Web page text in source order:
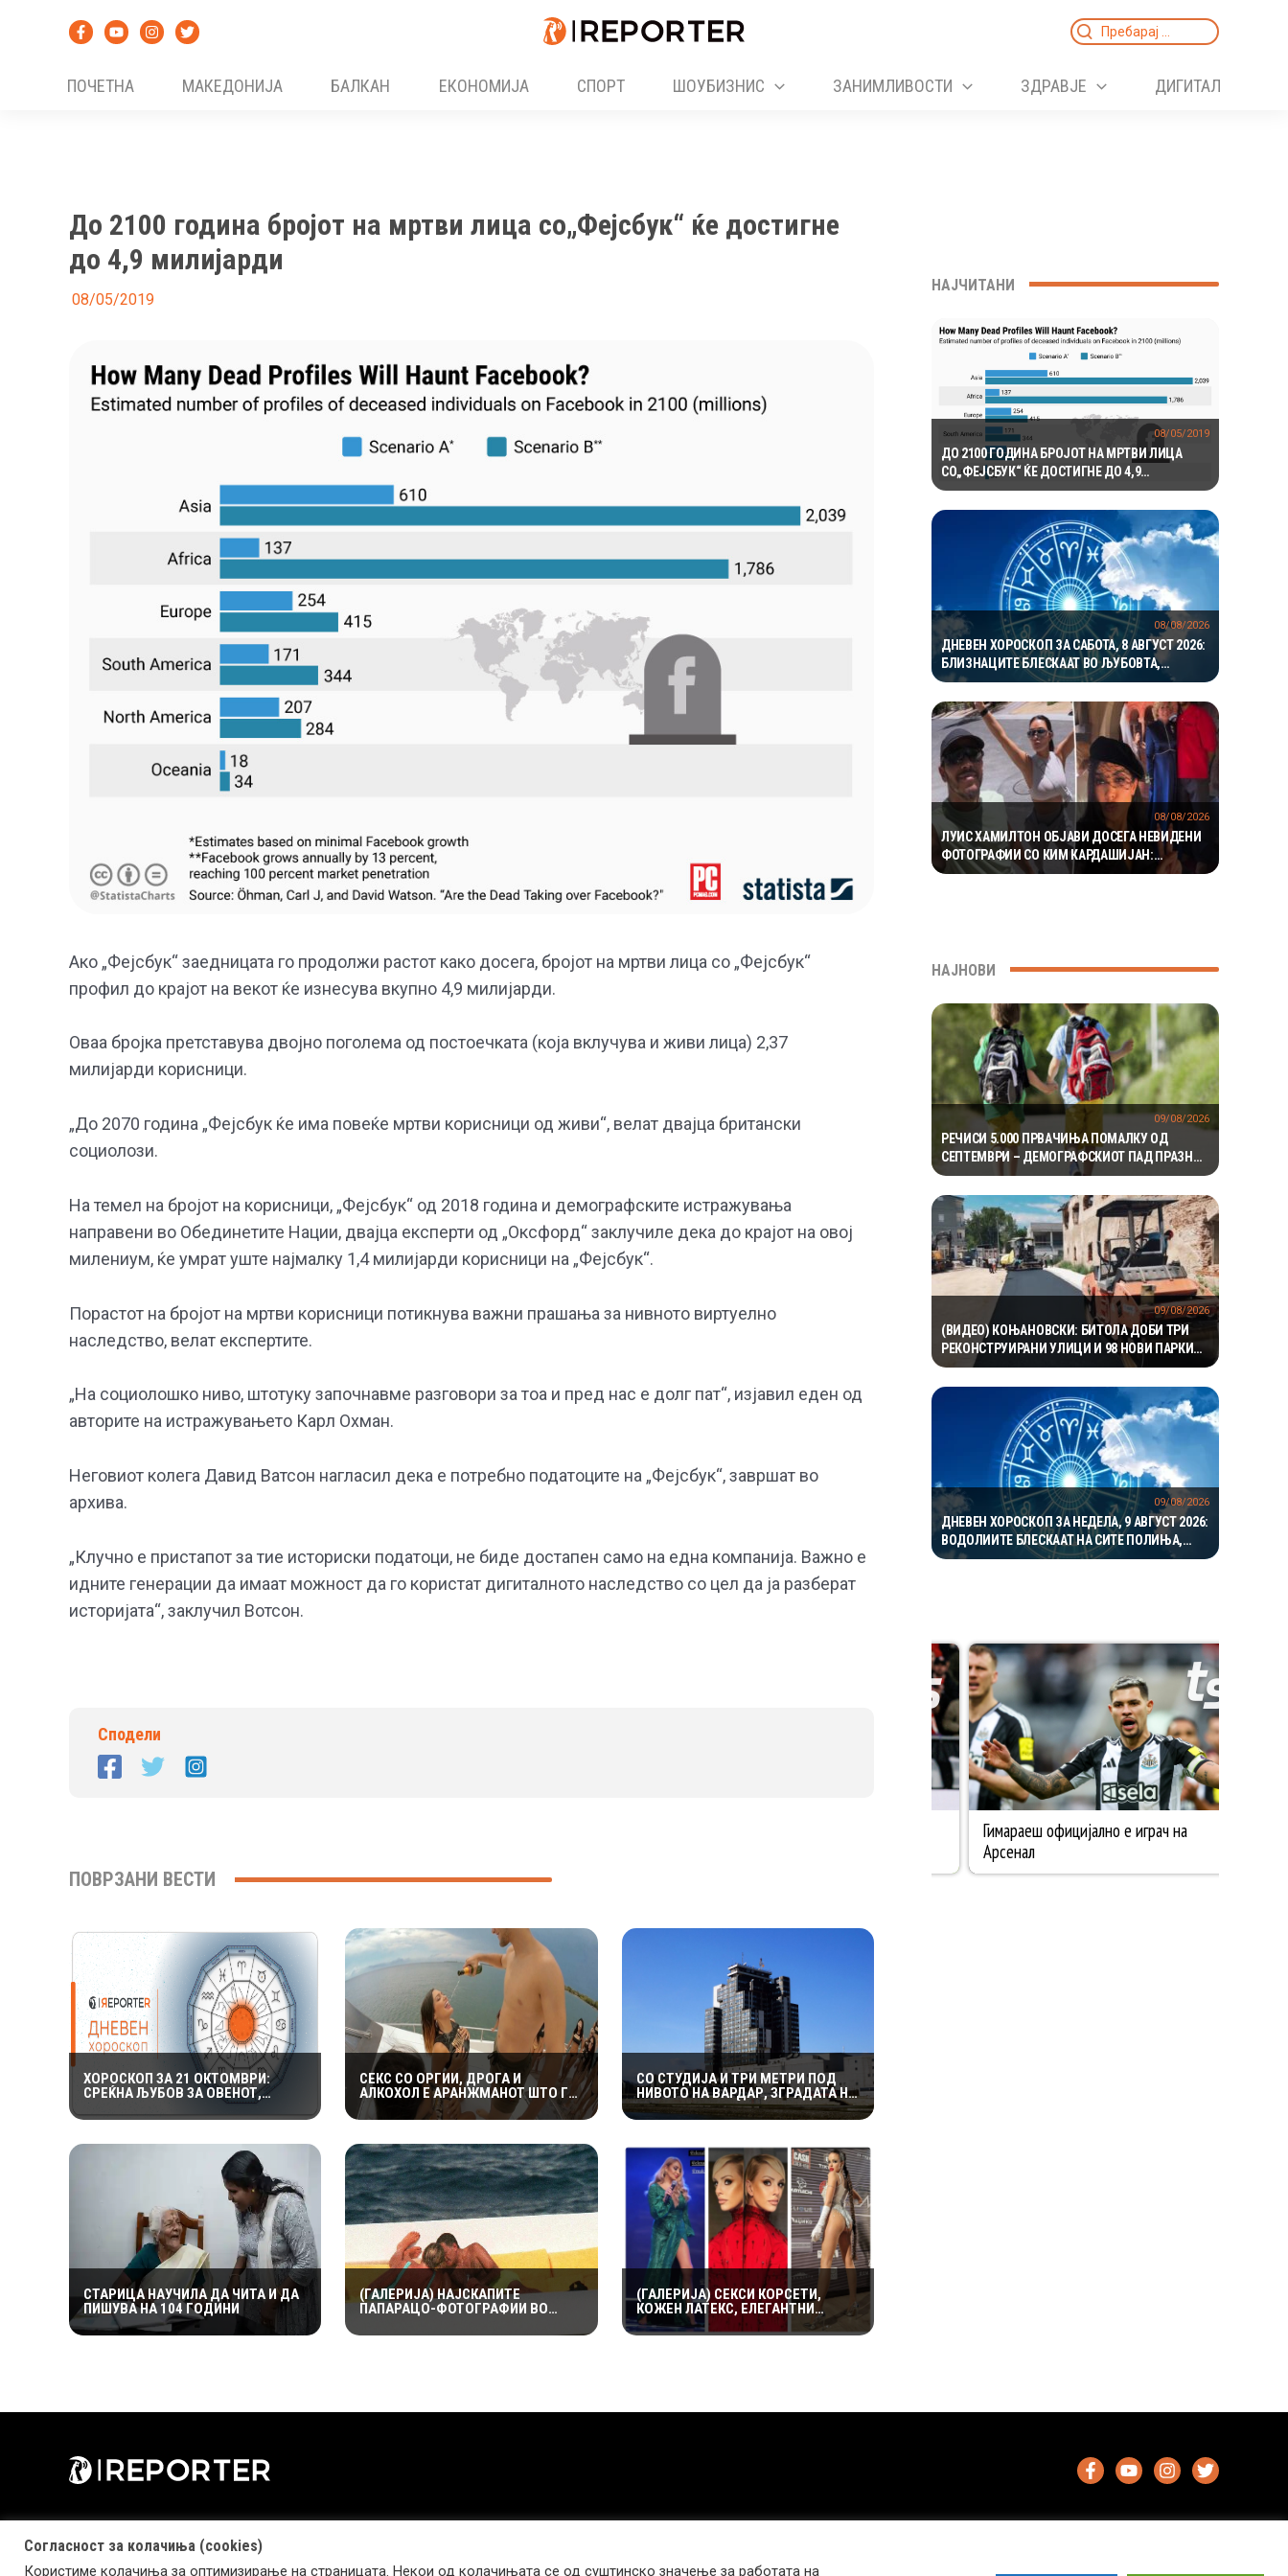
Search
ПОЧЕТНА
МАКЕДОНИЈА БАЛКАН ЕКОНОМИЈА СПОРТ ШОУБИЗНИС ЗАНИМЛИВОСТИ ЗДРАВЈЕ ДИГИТАЛ
До 2100 година бројот на мртви лица со„Фејсбук“ ќе достигне
до 4,9 милијарди
08/05/2019
Ако „Фејсбук“ заедницата го продолжи растот како досега, бројот на мртви лица со „Фејсбук“
профил до крајот на векот ќе изнесува вкупно 4,9 милијарди.
Оваа бројка претставува двојно поголема од постоечката (која вклучува и живи лица) 2,37
милијарди корисници.
„До 2070 година „Фејсбук ќе има повеќе мртви корисници од живи“, велат двајца британски
социолози.
На темел на бројот на корисници, „Фејсбук“ од 2018 година и демографските истражувања
направени во Обединетите Нации, двајца експерти од „Оксфорд“ заклучиле дека до крајот на овој
милениум, ќе умрат уште најмалку 1,4 милијарди корисници на „Фејсбук“.
Порастот на бројот на мртви корисници потикнува важни прашања за нивното виртуелно
наследство, велат експертите.
„На социолошко ниво, штотуку започнавме разговори за тоа и пред нас е долг пат“, изјавил еден од
авторите на истражувањето Карл Охман.
Неговиот колега Давид Ватсон нагласил дека е потребно податоците на „Фејсбук“, завршат во
архива.
„Клучно е пристапот за тие историски податоци, не биде достапен само на една компанија. Важно е
идните генерации да имаат можност да го користат дигиталното наследство со цел да ја разберат
историјата“, заклучил Вотсон.
Сподели
ПОВРЗАНИ ВЕСТИ
ХОРОСКОП ЗА 21 ОКТОМВРИ:
СРЕЌНА ЉУБОВ ЗА ОВЕНОТ,
ВОДОЛИИТЕ ГИ ОЧЕКУВААТ
ИНТЕРЕСНИ НАСТАНИ
СЕКС СО ОРГИИ, ДРОГА И
АЛКОХОЛ Е АРАНЖМАНОТ ШТО ГО
НУДИ КОЛУМБИСКИ ОСТРОВ
СО СТУДИЈА И ТРИ МЕТРИ ПОД
НИВОТО НА ВАРДАР, ЗГРАДАТА НА
МРТВ БЕШЕ МЕЃУ НАЈУБАВИТЕ ВО
ЈУГОСЛАВИЈА
СТАРИЦА НАУЧИЛА ДА ЧИТА И ДА
ПИШУВА НА 104 ГОДИНИ
(ГАЛЕРИЈА) НАЈСКАПИТЕ
ПАПАРАЦО-ФОТОГРАФИИ ВО
ДОЛАРИ ЗА ПРВАТА НАПРАВЕНА
(ГАЛЕРИЈА) СЕКСИ КОРСЕТИ,
КОЖЕН ЛАТЕКС, ЕЛЕГАНТНИ
ФУСТАНИ: ПЕСНИТЕ ПРОСЕЧНИ
АМА БАРЕМ МОДАТА НЕ ПОТФРЛИ
НАЈЧИТАНИ
ДО 2100 ГОДИНА БРОЈОТ НА МРТВИ ЛИЦА
СО„ФЕЈСБУК“ ЌЕ ДОСТИГНЕ ДО 4,9
МИЛИЈАРДИ
08/05/2019
ДНЕВЕН ХОРОСКОП ЗА САБОТА, 8 АВГУСТ 2026:
БЛИЗНАЦИТЕ БЛЕСКААТ ВО ЉУБОВТА,
РАКОВИТЕ ВО КАРИЕРАТА, А ВАГИТЕ ИМААТ
ОДЛИЧЕН ДЕН ЗА ХАРМОНИЈА
08/08/2026
ЛУИС ХАМИЛТОН ОБЈАВИ ДОСЕГА НЕВИДЕНИ
ФОТОГРАФИИ СО КИМ КАРДАШИЈАН:
РОМАНСАТА СТАНУВА СÈ ПОСЕРИОЗНА
08/08/2026
НАЈНОВИ
РЕЧИСИ 5.000 ПРВАЧИЊА ПОМАЛКУ ОД
СЕПТЕМВРИ – ДЕМОГРАФСКИОТ ПАД ПРАЗНИ
ПОВЕЌЕ ОД 100 ПАРАЛЕЛКИ
09/08/2026
(ВИДЕО) КОЊАНОВСКИ: БИТОЛА ДОБИ ТРИ
РЕКОНСТРУИРАНИ УЛИЦИ И 98 НОВИ ПАРКИНГ
МЕСТА – ИНВЕСТИЦИИ ОД НАД 19 МИЛИОНИ
ДЕНАРИ
09/08/2026
ДНЕВЕН ХОРОСКОП ЗА НЕДЕЛА, 9 АВГУСТ 2026:
ВОДОЛИИТЕ БЛЕСКААТ НА СИТЕ ПОЛИЊА,
ЈАРЦИТЕ ВО ЉУБОВТА, А БЛИЗНАЦИТЕ ВО
09/08/2026
Согласност за колачиња (cookies)
Користиме колачиња за оптимизирање на страницата. Некои од колачињата се од суштинско значење за работата на